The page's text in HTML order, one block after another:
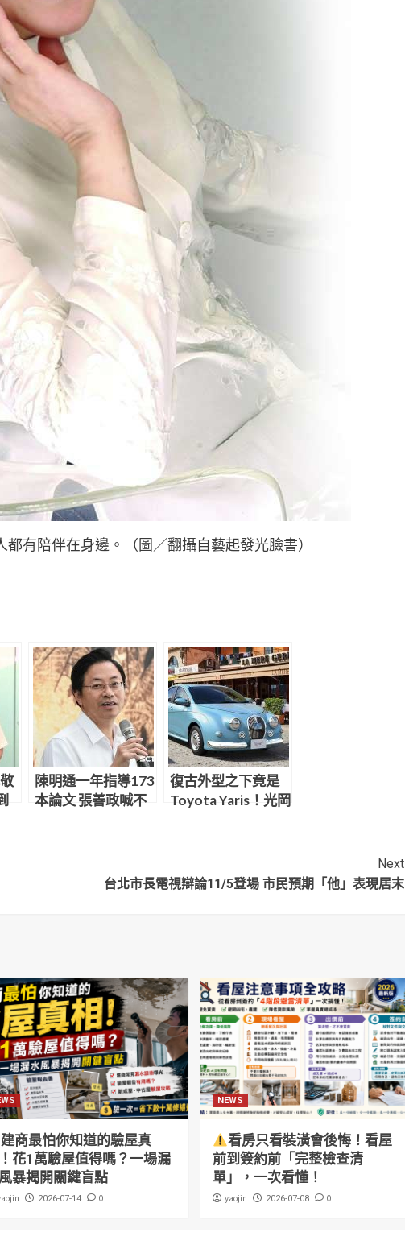
有陪伴在身邊。（圖／翻攝自藝起發光臉書）
陳明通一年指導173
本論文 張善政喊不
復古外型之下竟是
Toyota Yaris！光岡
Next
台北市長電視辯論11/5登場 市民預期「他」表現居末
建商最怕你知道的驗屋真
花1萬驗屋值得嗎？一場漏
暴揭開關鍵盲點
2026-07-14 0
NEWS
看房只看裝潢會後悔！看屋
前到簽約前「完整檢查清
單」，一次看懂！
yaojin 2026-07-08 0